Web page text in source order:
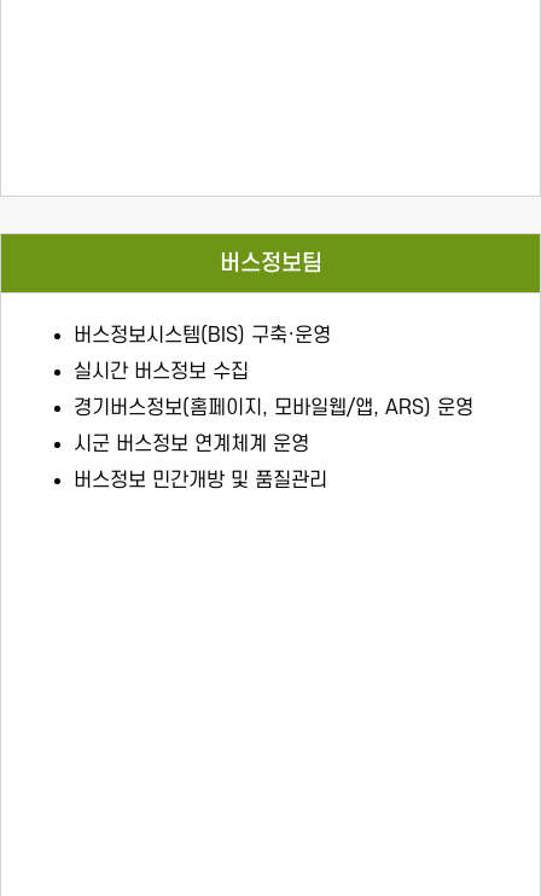
버스정보팀
버스정보시스템(BIS) 구축·운영
실시간 버스정보 수집
경기버스정보(홈페이지, 모바일웹/앱, ARS) 운영
시군 버스정보 연계체계 운영
버스정보 민간개방 및 품질관리